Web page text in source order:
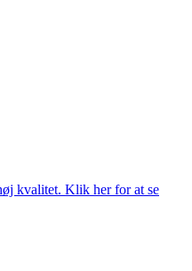
kvalitet. Klik her for at se